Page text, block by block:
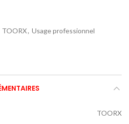
TOORX, Usage professionnel
TOORX